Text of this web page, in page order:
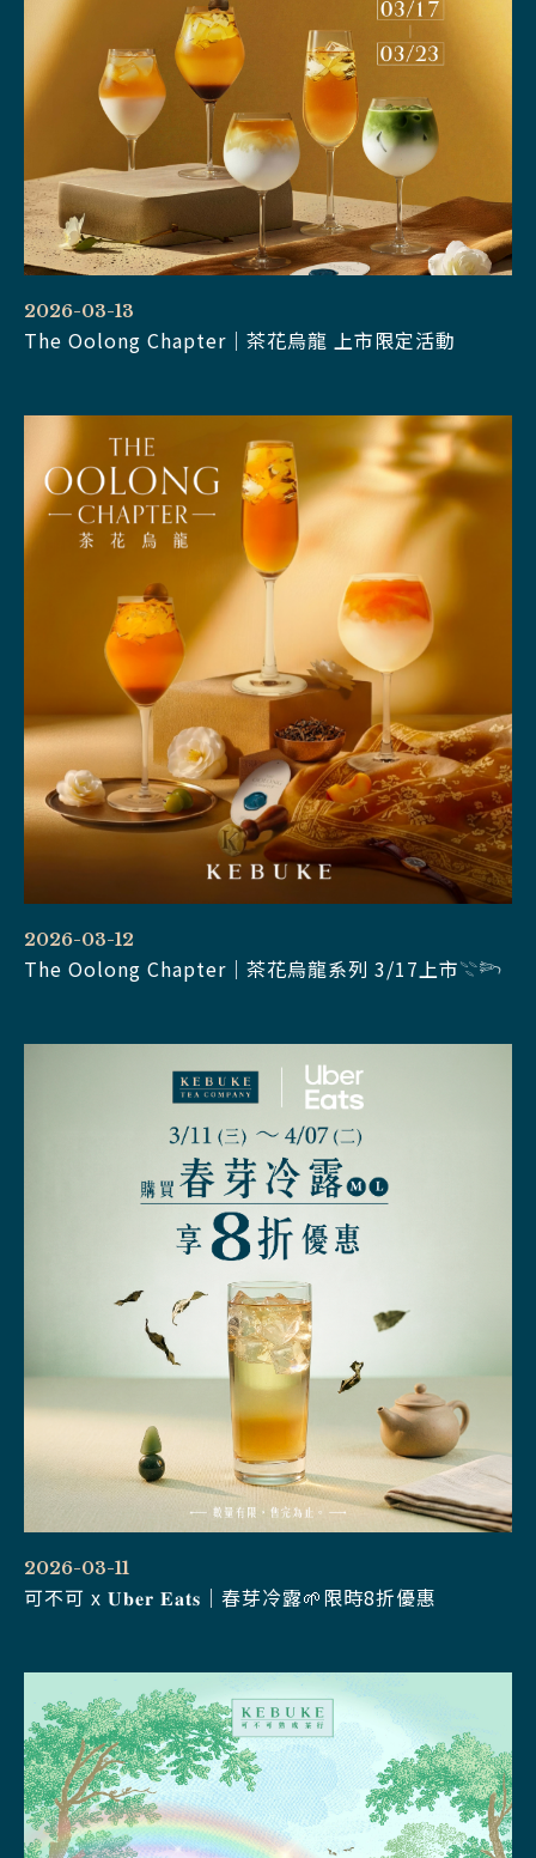
2026-03-13
The Oolong Chapter｜茶花烏龍 上市限定活動
2026-03-12
The Oolong Chapter｜茶花烏龍系列 3/17上市𓇢𓆸
2026-03-11
可不可 x 𝐔𝐛𝐞𝐫 𝐄𝐚𝐭𝐬｜春芽冷露🌱限時8折優惠